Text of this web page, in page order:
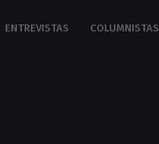
ENTREVISTAS COLUMNISTAS